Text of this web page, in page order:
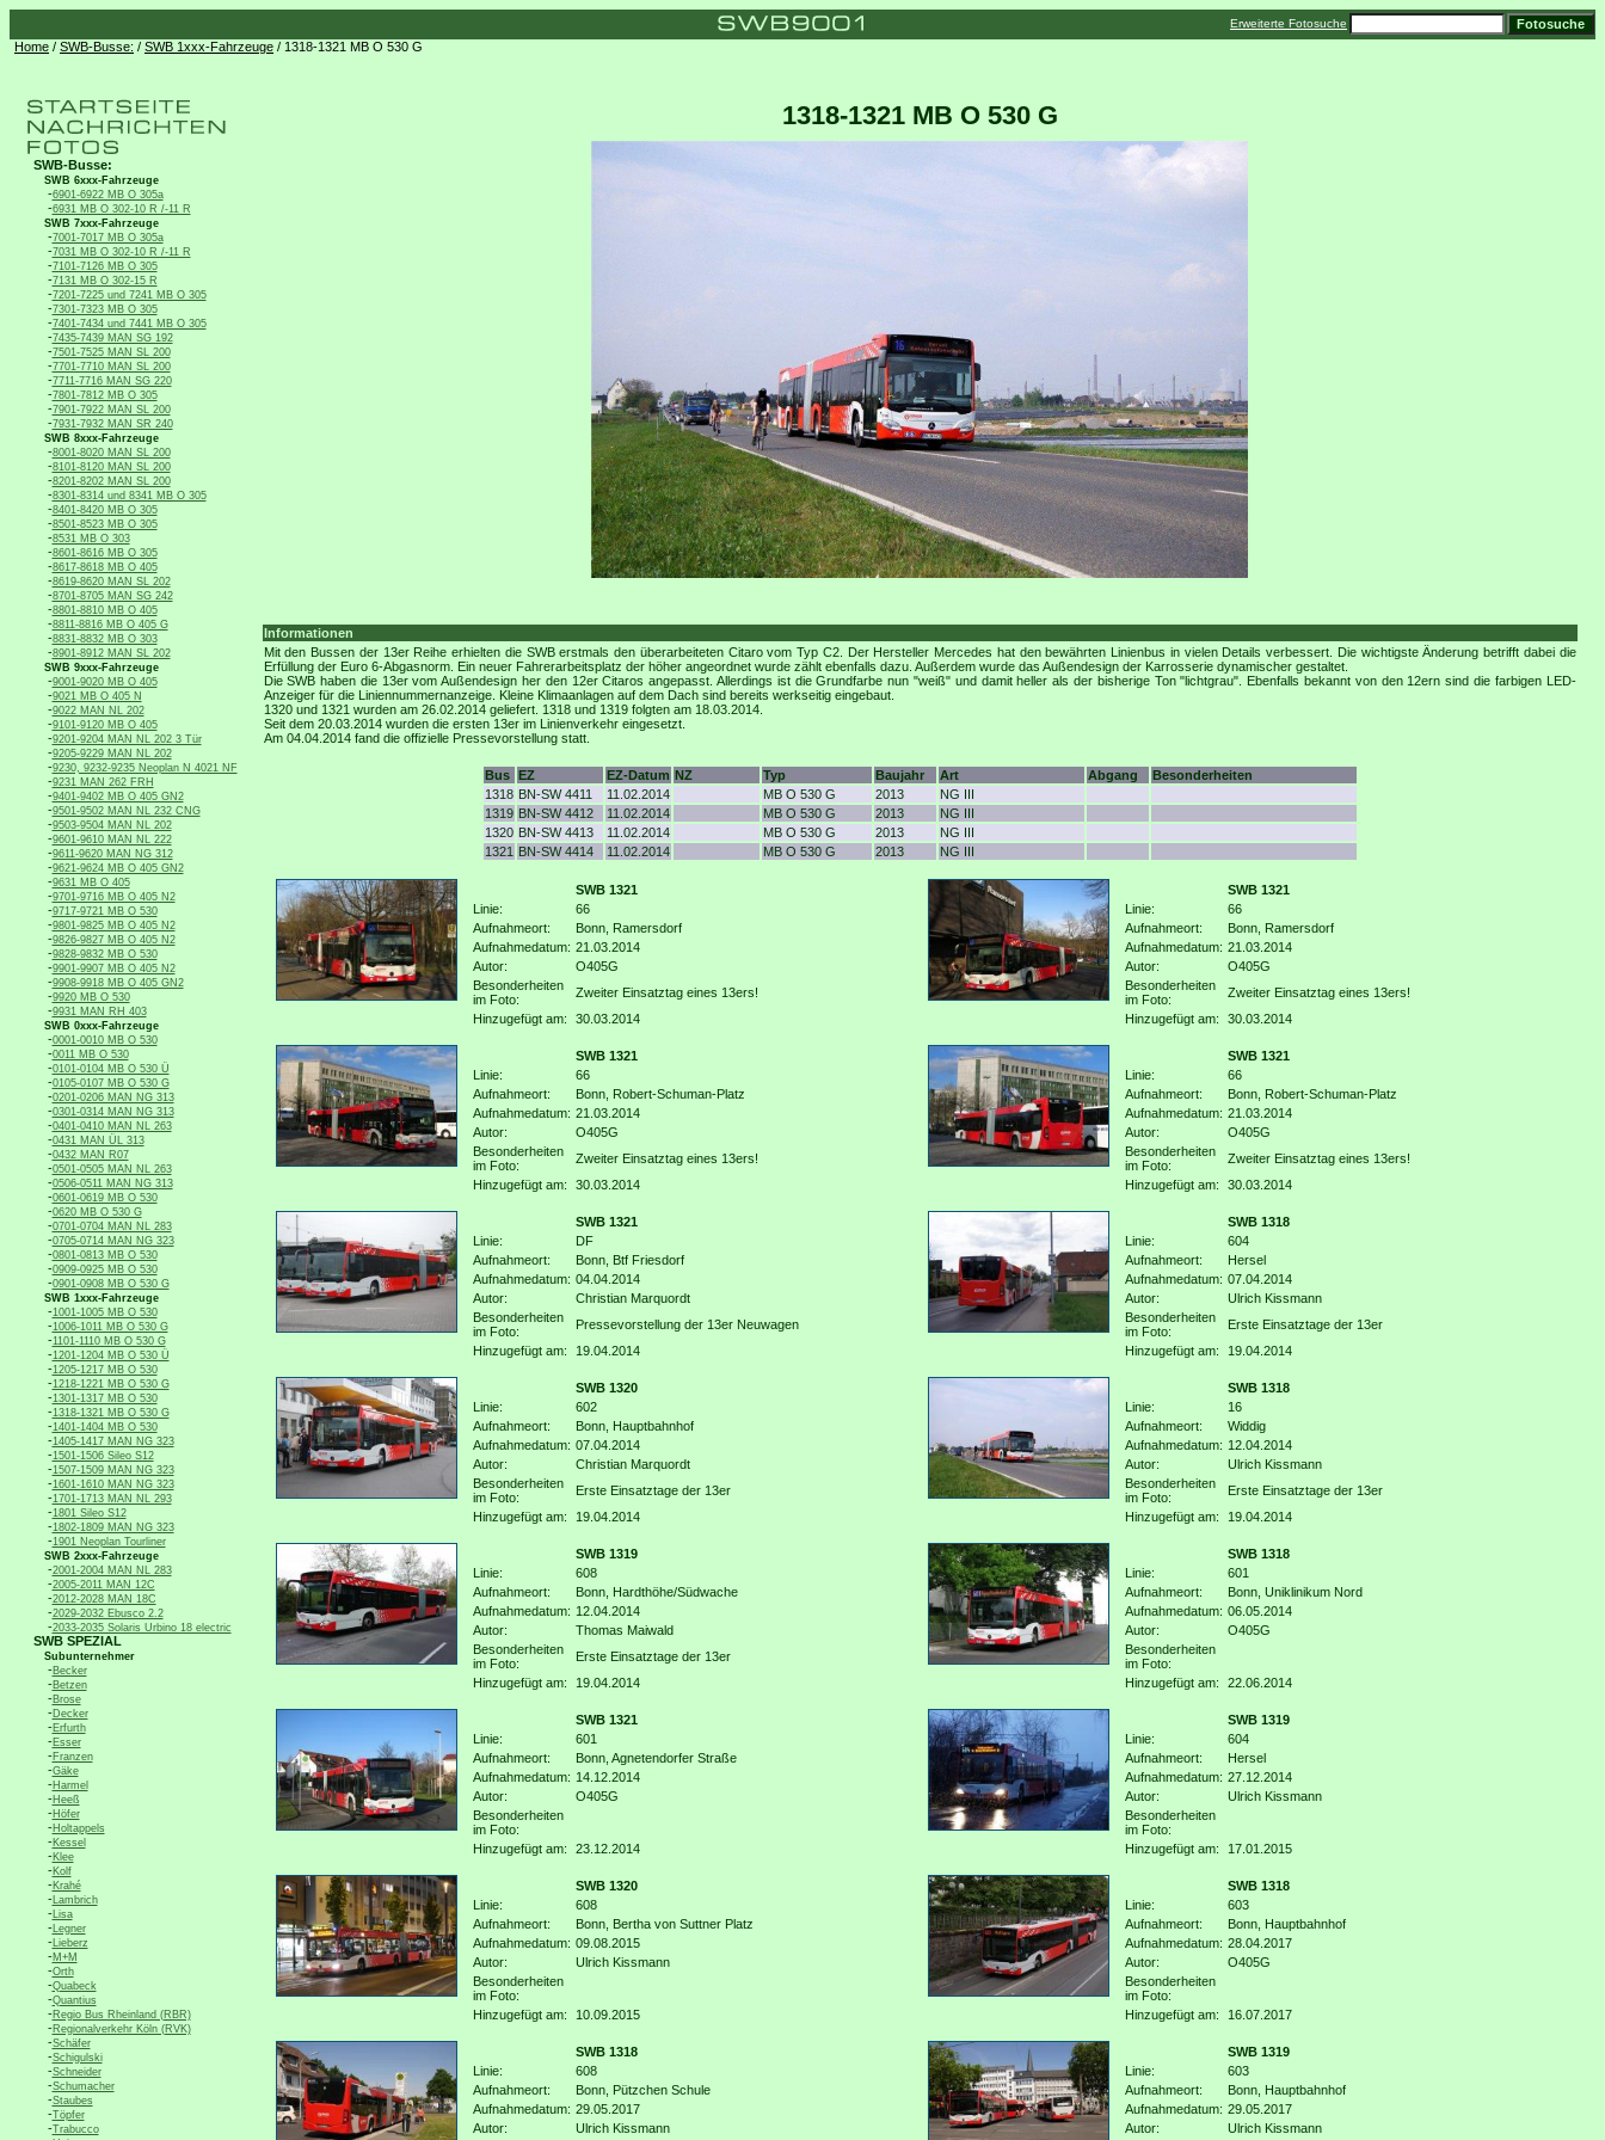
Erweiterte Fotosuche
Home / SWB-Busse: / SWB 1xxx-Fahrzeuge / 1318-1321 MB O 530 G
SWB-Busse:
SWB 6xxx-Fahrzeuge
-6901-6922 MB O 305a
-6931 MB O 302-10 R /-11 R
SWB 7xxx-Fahrzeuge
-7001-7017 MB O 305a
-7031 MB O 302-10 R /-11 R
-7101-7126 MB O 305
-7131 MB O 302-15 R
-7201-7225 und 7241 MB O 305
-7301-7323 MB O 305
-7401-7434 und 7441 MB O 305
-7435-7439 MAN SG 192
-7501-7525 MAN SL 200
-7701-7710 MAN SL 200
-7711-7716 MAN SG 220
-7801-7812 MB O 305
-7901-7922 MAN SL 200
-7931-7932 MAN SR 240
SWB 8xxx-Fahrzeuge
-8001-8020 MAN SL 200
-8101-8120 MAN SL 200
-8201-8202 MAN SL 200
-8301-8314 und 8341 MB O 305
-8401-8420 MB O 305
-8501-8523 MB O 305
-8531 MB O 303
-8601-8616 MB O 305
-8617-8618 MB O 405
-8619-8620 MAN SL 202
-8701-8705 MAN SG 242
-8801-8810 MB O 405
-8811-8816 MB O 405 G
-8831-8832 MB O 303
-8901-8912 MAN SL 202
SWB 9xxx-Fahrzeuge
-9001-9020 MB O 405
-9021 MB O 405 N
-9022 MAN NL 202
-9101-9120 MB O 405
-9201-9204 MAN NL 202 3 Tür
-9205-9229 MAN NL 202
-9230, 9232-9235 Neoplan N 4021 NF
-9231 MAN 262 FRH
-9401-9402 MB O 405 GN2
-9501-9502 MAN NL 232 CNG
-9503-9504 MAN NL 202
-9601-9610 MAN NL 222
-9611-9620 MAN NG 312
-9621-9624 MB O 405 GN2
-9631 MB O 405
-9701-9716 MB O 405 N2
-9717-9721 MB O 530
-9801-9825 MB O 405 N2
-9826-9827 MB O 405 N2
-9828-9832 MB O 530
-9901-9907 MB O 405 N2
-9908-9918 MB O 405 GN2
-9920 MB O 530
-9931 MAN RH 403
SWB 0xxx-Fahrzeuge
-0001-0010 MB O 530
-0011 MB O 530
-0101-0104 MB O 530 Ü
-0105-0107 MB O 530 G
-0201-0206 MAN NG 313
-0301-0314 MAN NG 313
-0401-0410 MAN NL 263
-0431 MAN ÜL 313
-0432 MAN R07
-0501-0505 MAN NL 263
-0506-0511 MAN NG 313
-0601-0619 MB O 530
-0620 MB O 530 G
-0701-0704 MAN NL 283
-0705-0714 MAN NG 323
-0801-0813 MB O 530
-0909-0925 MB O 530
-0901-0908 MB O 530 G
SWB 1xxx-Fahrzeuge
-1001-1005 MB O 530
-1006-1011 MB O 530 G
-1101-1110 MB O 530 G
-1201-1204 MB O 530 Ü
-1205-1217 MB O 530
-1218-1221 MB O 530 G
-1301-1317 MB O 530
-1318-1321 MB O 530 G
-1401-1404 MB O 530
-1405-1417 MAN NG 323
-1501-1506 Sileo S12
-1507-1509 MAN NG 323
-1601-1610 MAN NG 323
-1701-1713 MAN NL 293
-1801 Sileo S12
-1802-1809 MAN NG 323
-1901 Neoplan Tourliner
SWB 2xxx-Fahrzeuge
-2001-2004 MAN NL 283
-2005-2011 MAN 12C
-2012-2028 MAN 18C
-2029-2032 Ebusco 2.2
-2033-2035 Solaris Urbino 18 electric
SWB SPEZIAL
Subunternehmer
-Becker
-Betzen
-Brose
-Decker
-Erfurth
-Esser
-Franzen
-Gäke
-Harmel
-Heeß
-Höfer
-Holtappels
-Kessel
-Klee
-Kolf
-Krahé
-Lambrich
-Lisa
-Legner
-Lieberz
-M+M
-Orth
-Quabeck
-Quantius
-Regio Bus Rheinland (RBR)
-Regionalverkehr Köln (RVK)
-Schäfer
-Schigulski
-Schneider
-Schumacher
-Staubes
-Töpfer
-Trabucco
1318-1321 MB O 530 G
Informationen
Mit den Bussen der 13er Reihe erhielten die SWB erstmals den überarbeiteten Citaro vom Typ C2. Der Hersteller Mercedes hat den bewährten Linienbus in vielen Details verbessert. Die wichtigste Änderung betrifft dabei die
Erfüllung der Euro 6-Abgasnorm. Ein neuer Fahrerarbeitsplatz der höher angeordnet wurde zählt ebenfalls dazu. Außerdem wurde das Außendesign der Karrosserie dynamischer gestaltet.
Die SWB haben die 13er vom Außendesign her den 12er Citaros angepasst. Allerdings ist die Grundfarbe nun "weiß" und damit heller als der bisherige Ton "lichtgrau". Ebenfalls bekannt von den 12ern sind die farbigen LED-
Anzeiger für die Liniennummernanzeige. Kleine Klimaanlagen auf dem Dach sind bereits werkseitig eingebaut.
1320 und 1321 wurden am 26.02.2014 geliefert. 1318 und 1319 folgten am 18.03.2014.
Seit dem 20.03.2014 wurden die ersten 13er im Linienverkehr eingesetzt.
Am 04.04.2014 fand die offizielle Pressevorstellung statt.
Bus EZ EZ-Datum NZ Typ Baujahr Art Abgang
Besonderheiten
1318 BN-SW 4411 11.02.2014 MB O 530 G 2013
NG III
1319 BN-SW 4412 11.02.2014 MB O 530 G 2013
NG III
1320 BN-SW 4413 11.02.2014 MB O 530 G 2013
NG III
1321 BN-SW 4414 11.02.2014 MB O 530 G 2013 NG III
SWB 1321
Linie:
66
Aufnahmeort:
Bonn, Ramersdorf
Aufnahmedatum: 21.03.2014
Autor:
O405G
Besonderheiten
im Foto:
Zweiter Einsatztag eines 13ers!
Hinzugefügt am:
30.03.2014
SWB 1321
Linie:
66
Aufnahmeort:
Bonn, Ramersdorf
Aufnahmedatum: 21.03.2014
Autor:
O405G
Besonderheiten
im Foto:
Zweiter Einsatztag eines 13ers!
Hinzugefügt am:
30.03.2014
SWB 1321
Linie:
66
Aufnahmeort:
Bonn, Robert-Schuman-Platz
Aufnahmedatum: 21.03.2014
Autor:
O405G
Besonderheiten
im Foto:
Zweiter Einsatztag eines 13ers!
Hinzugefügt am:
30.03.2014
SWB 1321
Linie:
66
Aufnahmeort:
Bonn, Robert-Schuman-Platz
Aufnahmedatum: 21.03.2014
Autor:
O405G
Besonderheiten
im Foto:
Zweiter Einsatztag eines 13ers!
Hinzugefügt am:
30.03.2014
SWB 1321
Linie:
DF
Aufnahmeort:
Bonn, Btf Friesdorf
Aufnahmedatum: 04.04.2014
Autor:
Christian Marquordt
Besonderheiten
im Foto:
Pressevorstellung der 13er Neuwagen
Hinzugefügt am:
19.04.2014
SWB 1318
Linie:
604
Aufnahmeort:
Hersel
Aufnahmedatum: 07.04.2014
Autor:
Ulrich Kissmann
Besonderheiten
im Foto:
Erste Einsatztage der 13er
Hinzugefügt am:
19.04.2014
SWB 1320
Linie:
602
Aufnahmeort:
Bonn, Hauptbahnhof
Aufnahmedatum: 07.04.2014
Autor:
Christian Marquordt
Besonderheiten
im Foto:
Erste Einsatztage der 13er
Hinzugefügt am:
19.04.2014
SWB 1318
Linie:
16
Aufnahmeort:
Widdig
Aufnahmedatum: 12.04.2014
Autor:
Ulrich Kissmann
Besonderheiten
im Foto:
Erste Einsatztage der 13er
Hinzugefügt am:
19.04.2014
SWB 1319
Linie:
608
Aufnahmeort:
Bonn, Hardthöhe/Südwache
Aufnahmedatum: 12.04.2014
Autor:
Thomas Maiwald
Besonderheiten
im Foto:
Erste Einsatztage der 13er
Hinzugefügt am:
19.04.2014
SWB 1318
Linie:
601
Aufnahmeort:
Bonn, Uniklinikum Nord
Aufnahmedatum: 06.05.2014
Autor:
O405G
Besonderheiten
im Foto:
Hinzugefügt am:
22.06.2014
SWB 1321
Linie:
601
Aufnahmeort:
Bonn, Agnetendorfer Straße
Aufnahmedatum: 14.12.2014
Autor:
O405G
Besonderheiten
im Foto:
Hinzugefügt am:
23.12.2014
SWB 1319
Linie:
604
Aufnahmeort:
Hersel
Aufnahmedatum: 27.12.2014
Autor:
Ulrich Kissmann
Besonderheiten
im Foto:
Hinzugefügt am:
17.01.2015
SWB 1320
Linie:
608
Aufnahmeort:
Bonn, Bertha von Suttner Platz
Aufnahmedatum: 09.08.2015
Autor:
Ulrich Kissmann
Besonderheiten
im Foto:
Hinzugefügt am:
10.09.2015
SWB 1318
Linie:
603
Aufnahmeort:
Bonn, Hauptbahnhof
Aufnahmedatum: 28.04.2017
Autor:
O405G
Besonderheiten
im Foto:
Hinzugefügt am:
16.07.2017
SWB 1318
Linie:
608
Aufnahmeort:
Bonn, Pützchen Schule
Aufnahmedatum: 29.05.2017
Autor:
Ulrich Kissmann
SWB 1319
Linie:
603
Aufnahmeort:
Bonn, Hauptbahnhof
Aufnahmedatum: 29.05.2017
Autor:
Ulrich Kissmann